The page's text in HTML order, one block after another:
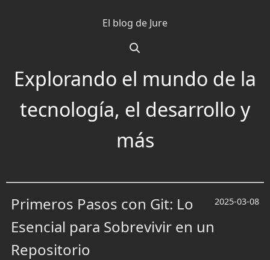
El blog de Jure
Explorando el mundo de la
tecnología, el desarrollo y
más
Primeros Pasos con Git: Lo
Esencial para Sobrevivir en un
Repositorio
2025-03-08